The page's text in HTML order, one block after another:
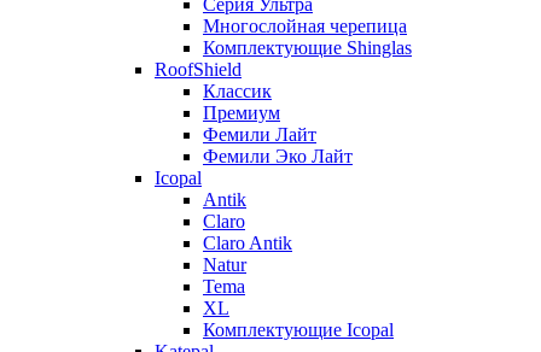
Многослойная черепица
Комплектующие Shinglas
RoofShield
Классик
Премиум
Фемили Лайт
Фемили Эко Лайт
Icopal
Antik
Claro
Claro Antik
Natur
Tema
XL
Комплектующие Icopal